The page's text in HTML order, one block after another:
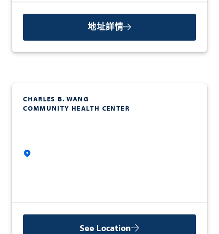
地址詳情
CHARLES B. WANG
COMMUNITY HEALTH CENTER
See Location